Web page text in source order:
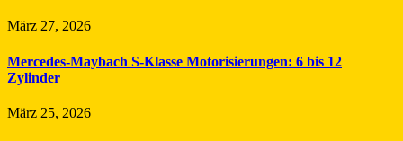
März 27, 2026
Mercedes-Maybach S-Klasse Motorisierungen: 6 bis 12
Zylinder
März 25, 2026